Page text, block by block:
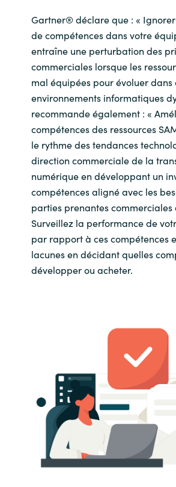
Gartner® déclare que : «
de compétences dans votre
entraîne une perturbation des
commerciales lorsque les
mal équipées pour évoluer dans
environnements informatiques
recommande également : «
compétences des ressources
le rythme des tendances
direction commerciale de la
numérique en développant un
compétences aligné avec les
parties prenantes commerciales
Surveillez la performance de
par rapport à ces compétences
lacunes en décidant quelles
développer ou acheter.